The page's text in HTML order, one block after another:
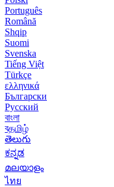
Português
Română
Shqip
Suomi
Svenska
Tiếng Việt
Türkçe
ελληνικά
Български
Русский
বাংলা
বதமிழ்
తెలుగు
ಕನ್ನಡ
മലയാളം
ไทย